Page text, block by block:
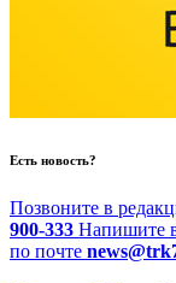
Есть новость?
Позвоните в
900-333 Напишите
по почте